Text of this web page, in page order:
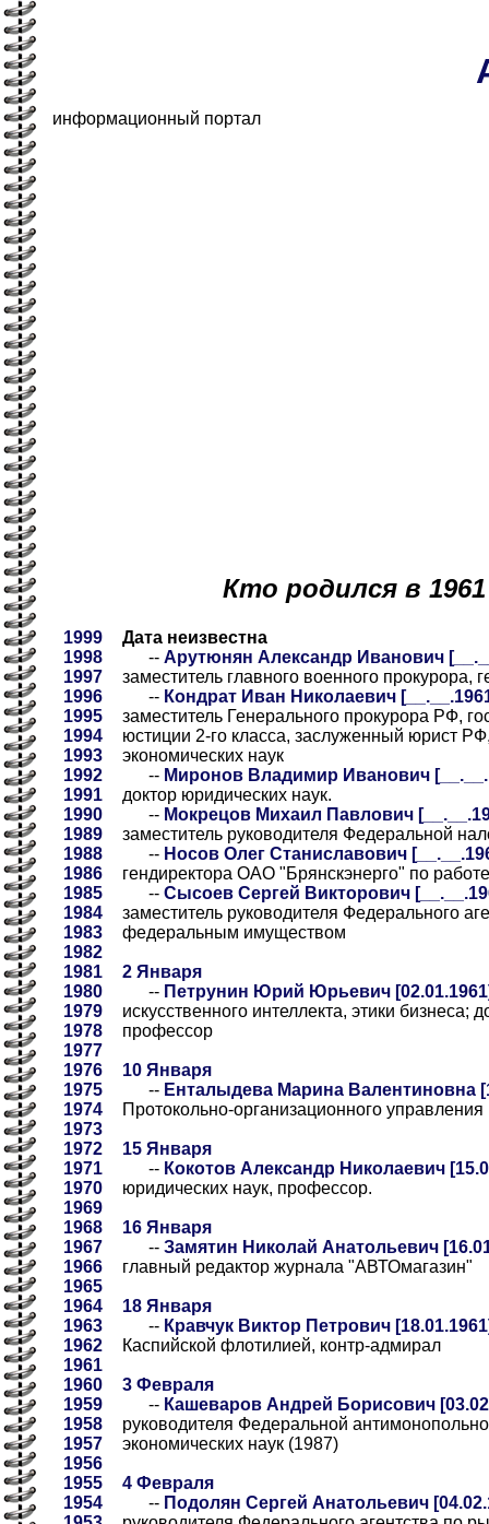
информационный портал
Кто родился в 1961
1999
1998
1997
1996
1995
1994
1993
1992
1991
1990
1989
1988
1986
1985
1984
1983
1982
1981
1980
1979
1978
1977
1976
1975
1974
1973
1972
1971
1970
1969
1968
1967
1966
1965
1964
1963
1962
1961
1960
1959
1958
1957
1956
1955
1954
Дата неизвестна
-- Арутюнян Александр Иванович
заместитель главного военного прокурора,
-- Кондрат Иван Николаевич
заместитель Генерального прокурора РФ,
юстиции 2-го класса, заслуженный юрист
экономических наук
-- Миронов Владимир Иванович
доктор юридических наук.
-- Мокрецов Михаил Павлович
заместитель руководителя Федеральной
-- Носов Олег Станиславович
гендиректора ОАО "Брянскэнерго" по
-- Сысоев Сергей Викторович
заместитель руководителя Федерального
федеральным имуществом
2 Января
-- Петрунин Юрий Юрьевич
искусственного интеллекта, этики бизнеса;
профессор
10 Января
-- Енталыдева Марина Валентиновна
Протокольно-организационного
15 Января
-- Кокотов Александр Николаевич
юридических наук, профессор.
16 Января
-- Замятин Николай Анатольевич
главный редактор журнала "АВТОмагазин"
18 Января
-- Кравчук Виктор Петрович
Каспийской флотилией, контр-адмирал
3 Февраля
-- Кашеваров Андрей Борисович
руководителя Федеральной
экономических наук (1987)
4 Февраля
-- Подолян Сергей Анатольевич